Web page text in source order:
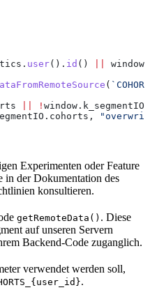
. user(). id () window
(
! window . k_segmentIO
. cohorts ,
Experimenten oder Feature
in der Dokumentation des
konsultieren.
getRemoteData() . Diese
auf unseren Servern
Backend-Code zuganglich.
verwendet werden soll,
.